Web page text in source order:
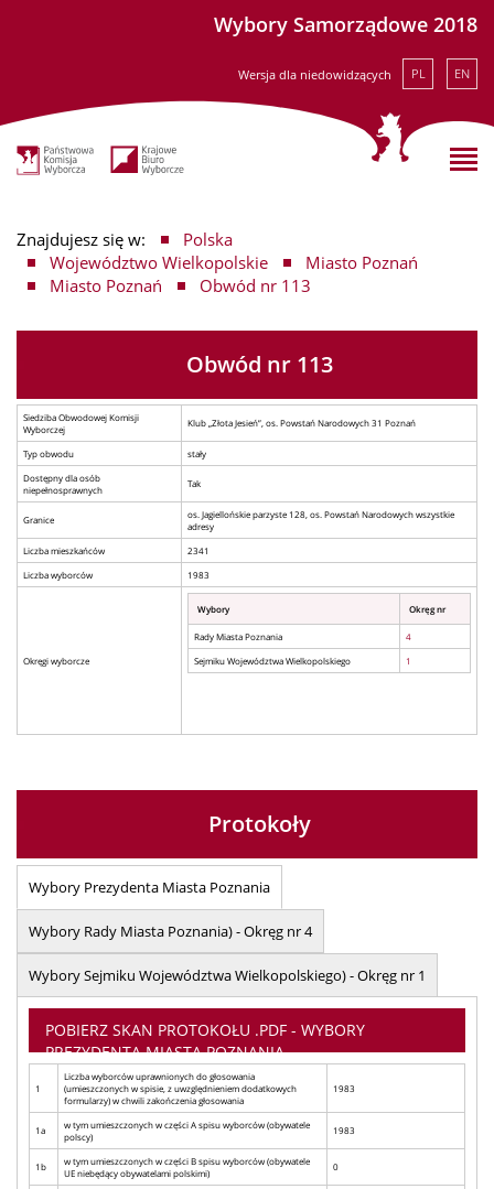
Wybory Samorządowe 2018
Wersja dla niedowidzących PL EN
Znajdujesz się w:
Polska
Województwo Wielkopolskie
Miasto Poznań
Miasto Poznań
Obwód nr 113
Obwód nr 113
Siedziba Obwodowej Komisji
Wyborczej
Klub „Złota Jesień”, os. Powstań Narodowych 31 Poznań
Typ obwodu
stały
Dostępny dla osób
niepełnosprawnych
Tak
Granice
os. Jagiellońskie parzyste 128, os. Powstań Narodowych wszystkie
adresy
Liczba mieszkańców
2341
Liczba wyborców
1983
Okręgi wyborcze
Wybory Okręg nr
Rady Miasta Poznania
4
Sejmiku Województwa Wielkopolskiego
1
Protokoły
Wybory Prezydenta Miasta Poznania
Wybory Rady Miasta Poznania) - Okręg nr 4
Wybory Sejmiku Województwa Wielkopolskiego) - Okręg nr 1
POBIERZ SKAN PROTOKOŁU .PDF - WYBORY
PREZYDENTA MIASTA POZNANIA
1
Liczba wyborców uprawnionych do głosowania
(umieszczonych w spisie, z uwzględnieniem dodatkowych
formularzy) w chwili zakończenia głosowania
1983
1a
w tym umieszczonych w części A spisu wyborców (obywatele
polscy)
1983
1b
w tym umieszczonych w części B spisu wyborców (obywatele
UE niebędący obywatelami polskimi)
0